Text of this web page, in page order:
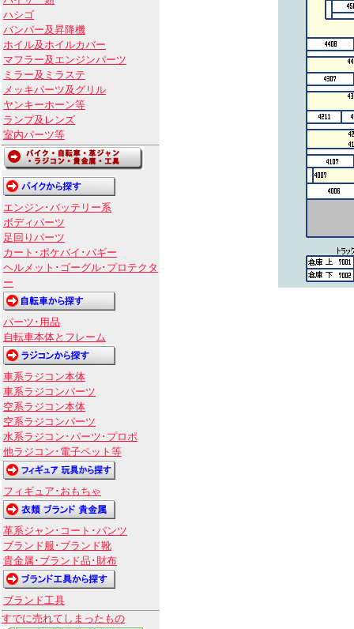
ハシゴ
バンパー及昇降機
ホイル及ホイルカバー
マフラー及エンジンパーツ
ミラー及ミラステ
メッキパーツ及グリル
ヤンキーホーン等
ランプ及レンズ
室内パーツ等
エンジン･バッテリー系
ボディパーツ
足回りパーツ
カート･ポケバイ･バギー
ヘルメット･ゴーグル･プロテクタ
ー
パーツ･用品
自転車本体とフレーム
車系ラジコン本体
車系ラジコンパーツ
空系ラジコン本体
空系ラジコンパーツ
水系ラジコン･パーツ･プロポ
他ラジコン･電子ペット等
フィギュア･おもちゃ
革系ジャン･コート･パンツ
ブランド服･ブランド靴
貴金属･ブランド品･財布
ブランド工具
すでに売れてしまったもの